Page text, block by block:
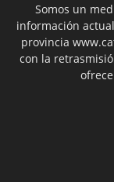
Somos un
información
provincia
con la